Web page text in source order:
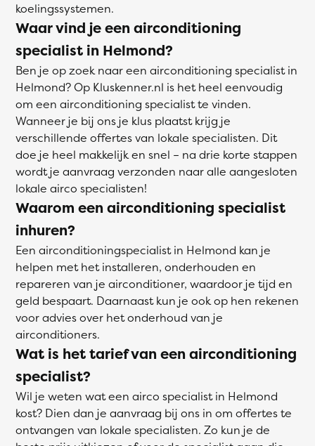
koelingssystemen.
Waar vind je een airconditioning
specialist in Helmond?
Ben je op zoek naar een airconditioning specialist in
Helmond? Op Kluskenner.nl is het heel eenvoudig
om een airconditioning specialist te vinden.
Wanneer je bij ons je klus plaatst krijg je
verschillende offertes van lokale specialisten. Dit
doe je heel makkelijk en snel – na drie korte stappen
wordt je aanvraag verzonden naar alle aangesloten
lokale airco specialisten!
Waarom een airconditioning specialist
inhuren?
Een airconditioningspecialist in Helmond kan je
helpen met het installeren, onderhouden en
repareren van je airconditioner, waardoor je tijd en
geld bespaart. Daarnaast kun je ook op hen rekenen
voor advies over het onderhoud van je
airconditioners.
Wat is het tarief van een airconditioning
specialist?
Wil je weten wat een airco specialist in Helmond
kost? Dien dan je aanvraag bij ons in om offertes te
ontvangen van lokale specialisten. Zo kun je de